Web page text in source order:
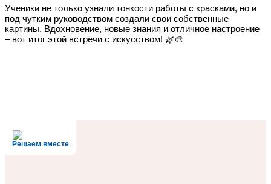
Ученики не только узнали тонкости работы с красками, но и
под чутким руководством создали свои собственные
картины. Вдохновение, новые знания и отличное настроение
– вот итог этой встречи с искусством! 🌿🎨
Решаем вместе